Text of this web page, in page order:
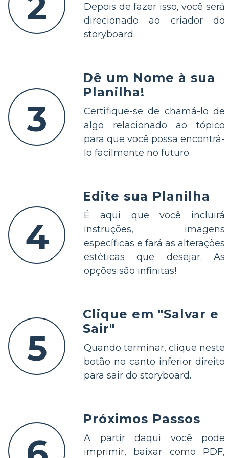
Depois de fazer isso, você será
direcionado ao criador do
storyboard.
3
Dê um Nome à sua
Planilha!
Certifique-se de chamá-lo de
algo relacionado ao tópico
para que você possa encontrá-
lo facilmente no futuro.
4
Edite sua Planilha
É aqui que você incluirá
instruções, imagens
específicas e fará as alterações
estéticas que desejar. As
opções são infinitas!
5
Clique em "Salvar e
Sair"
Quando terminar, clique neste
botão no canto inferior direito
para sair do storyboard.
Próximos Passos
A partir daqui você pode
imprimir, baixar como PDF,